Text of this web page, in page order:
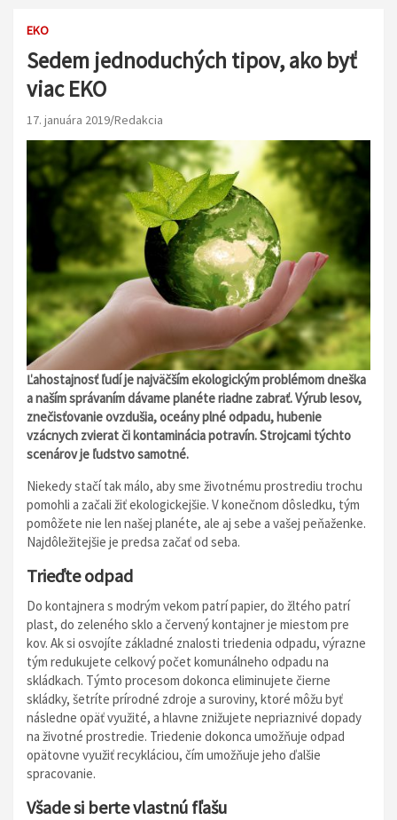
EKO
Sedem jednoduchých tipov, ako byť
viac EKO
17. januára 2019 Redakcia
Ľahostajnosť ľudí je najväčším ekologickým problémom dneška
a naším správaním dávame planéte riadne zabrať. Výrub lesov,
znečisťovanie ovzdušia, oceány plné odpadu, hubenie
vzácnych zvierat či kontaminácia potravín. Strojcami týchto
scenárov je ľudstvo samotné.
Niekedy stačí tak málo, aby sme životnému prostrediu trochu
pomohli a začali žiť ekologickejšie. V konečnom dôsledku, tým
pomôžete nie len našej planéte, ale aj sebe a vašej peňaženke.
Najdôležitejšie je predsa začať od seba.
Trieďte odpad
Do kontajnera s modrým vekom patrí papier, do žltého patrí
plast, do zeleného sklo a červený kontajner je miestom pre
kov. Ak si osvojíte základné znalosti triedenia odpadu, výrazne
tým redukujete celkový počet komunálneho odpadu na
skládkach. Týmto procesom dokonca eliminujete čierne
skládky, šetríte prírodné zdroje a suroviny, ktoré môžu byť
následne opäť využité, a hlavne znižujete nepriaznivé dopady
na životné prostredie. Triedenie dokonca umožňuje odpad
opätovne využiť recykláciou, čím umožňuje jeho ďalšie
spracovanie.
Všade si berte vlastnú fľašu